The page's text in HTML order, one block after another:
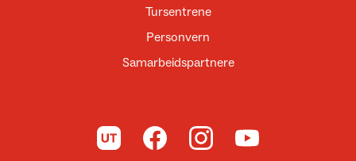
Tursentrene
Personvern
Samarbeidspartnere
Til UT.no Til DNT på Facebook
Til DNT på Instagram
Til DNT på YouTube